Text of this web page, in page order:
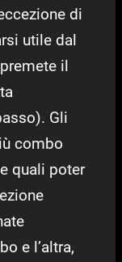
di
utile dal
il
Gli
combo
quali poter
e l’altra,